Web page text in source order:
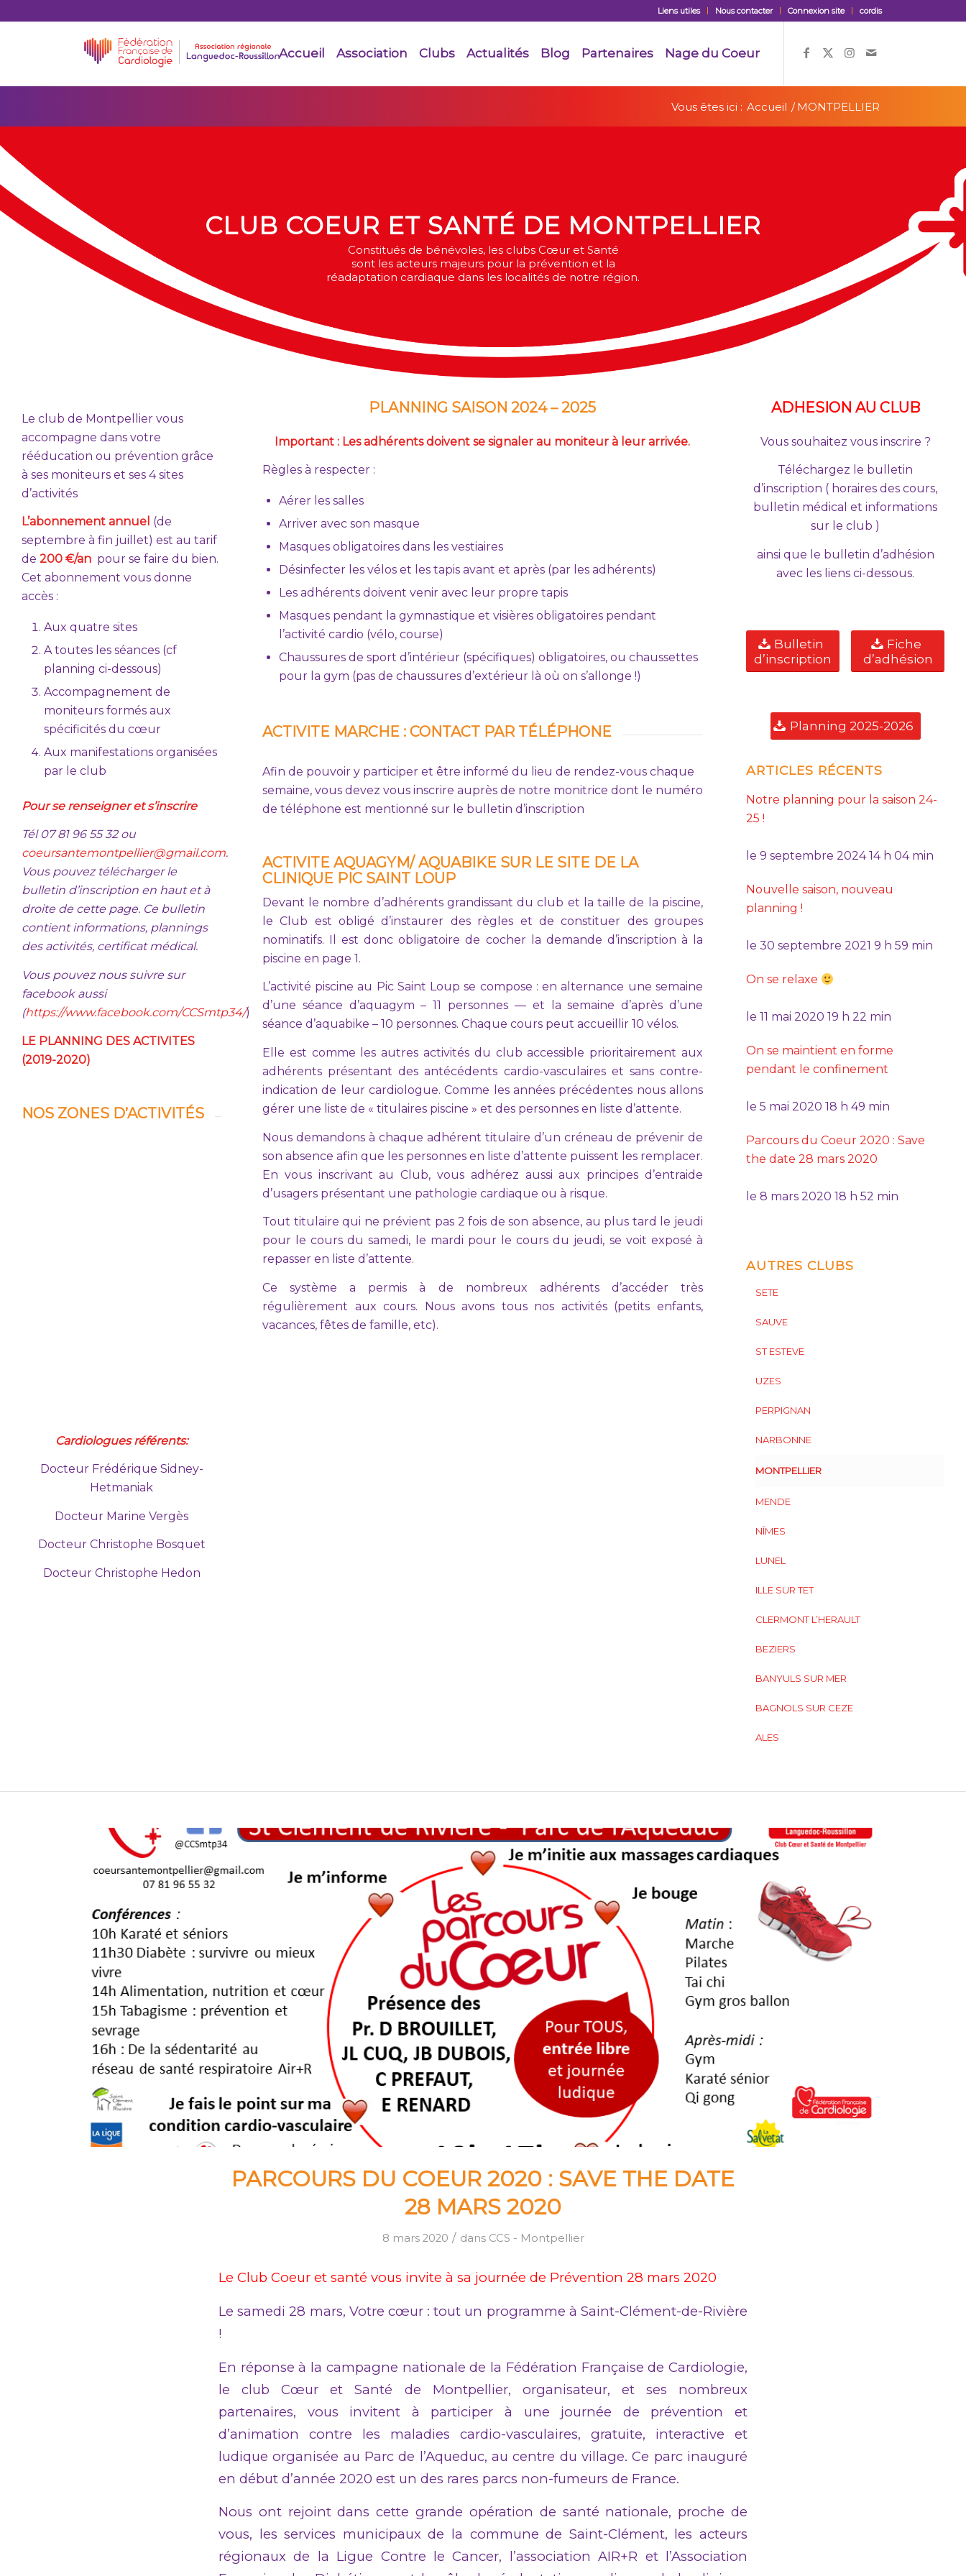
Liens utiles Nous contacter Connexion site cordis
Accueil Association Clubs Actualités Blog Partenaires Nage du Coeur
Vous êtes ici : Accueil / MONTPELLIER
CLUB COEUR ET SANTÉ DE MONTPELLIER
Constitués de bénévoles, les clubs Cœur et Santé
sont les acteurs majeurs pour la prévention et la
réadaptation cardiaque dans les localités de notre région.
Le club de Montpellier vous
accompagne dans votre
rééducation ou prévention grâce
à ses moniteurs et ses 4 sites
d’activités
L’abonnement annuel (de
septembre à fin juillet) est au tarif
de 200 €/an pour se faire du bien.
Cet abonnement vous donne
accès :
Aux quatre sites
A toutes les séances (cf
planning ci-dessous)
Accompagnement de
moniteurs formés aux
spécificités du cœur
Aux manifestations organisées
par le club
Pour se renseigner et s’inscrire
Tél 07 81 96 55 32 ou
coeursantemontpellier@gmail.com.
Vous pouvez télécharger le
bulletin d’inscription en haut et à
droite de cette page. Ce bulletin
contient informations, plannings
des activités, certificat médical.
Vous pouvez nous suivre sur
facebook aussi
(https://www.facebook.com/CCSmtp34/)
LE PLANNING DES ACTIVITES
(2019-2020)
NOS ZONES D’ACTIVITÉS
Cardiologues référents:
Docteur Frédérique Sidney-
Hetmaniak
Docteur Marine Vergès
Docteur Christophe Bosquet
Docteur Christophe Hedon
PLANNING SAISON 2024 – 2025
Important : Les adhérents doivent se signaler au moniteur à leur arrivée.
Règles à respecter :
Aérer les salles
Arriver avec son masque
Masques obligatoires dans les vestiaires
Désinfecter les vélos et les tapis avant et après (par les adhérents)
Les adhérents doivent venir avec leur propre tapis
Masques pendant la gymnastique et visières obligatoires pendant
l’activité cardio (vélo, course)
Chaussures de sport d’intérieur (spécifiques) obligatoires, ou chaussettes
pour la gym (pas de chaussures d’extérieur là où on s’allonge !)
ACTIVITE MARCHE : CONTACT PAR TÉLÉPHONE
Afin de pouvoir y participer et être informé du lieu de rendez-vous chaque
semaine, vous devez vous inscrire auprès de notre monitrice dont le numéro
de téléphone est mentionné sur le bulletin d’inscription
ACTIVITE AQUAGYM/ AQUABIKE SUR LE SITE DE LA
CLINIQUE PIC SAINT LOUP
Devant le nombre d’adhérents grandissant du club et la taille de la piscine,
le Club est obligé d’instaurer des règles et de constituer des groupes
nominatifs. Il est donc obligatoire de cocher la demande d’inscription à la
piscine en page 1.
L’activité piscine au Pic Saint Loup se compose : en alternance une semaine
d’une séance d’aquagym – 11 personnes — et la semaine d’après d’une
séance d’aquabike – 10 personnes. Chaque cours peut accueillir 10 vélos.
Elle est comme les autres activités du club accessible prioritairement aux
adhérents présentant des antécédents cardio-vasculaires et sans contre-
indication de leur cardiologue. Comme les années précédentes nous allons
gérer une liste de « titulaires piscine » et des personnes en liste d’attente.
Nous demandons à chaque adhérent titulaire d’un créneau de prévenir de
son absence afin que les personnes en liste d’attente puissent les remplacer.
En vous inscrivant au Club, vous adhérez aussi aux principes d’entraide
d’usagers présentant une pathologie cardiaque ou à risque.
Tout titulaire qui ne prévient pas 2 fois de son absence, au plus tard le jeudi
pour le cours du samedi, le mardi pour le cours du jeudi, se voit exposé à
repasser en liste d’attente.
Ce système a permis à de nombreux adhérents d’accéder très
régulièrement aux cours. Nous avons tous nos activités (petits enfants,
vacances, fêtes de famille, etc).
ADHESION AU CLUB
Vous souhaitez vous inscrire ?
Téléchargez le bulletin
d’inscription ( horaires des cours,
bulletin médical et informations
sur le club )
ainsi que le bulletin d’adhésion
avec les liens ci-dessous.
Bulletin
d’inscription
Fiche
d’adhésion
Planning 2025-2026
ARTICLES RÉCENTS
Notre planning pour la saison 24-
25 !
le 9 septembre 2024 14 h 04 min
Nouvelle saison, nouveau
planning !
le 30 septembre 2021 9 h 59 min
On se relaxe
le 11 mai 2020 19 h 22 min
On se maintient en forme
pendant le confinement
le 5 mai 2020 18 h 49 min
Parcours du Coeur 2020 : Save
the date 28 mars 2020
le 8 mars 2020 18 h 52 min
AUTRES CLUBS
SETE
SAUVE
ST ESTEVE
UZES
PERPIGNAN
NARBONNE
MONTPELLIER
MENDE
NÎMES
LUNEL
ILLE SUR TET
CLERMONT L’HERAULT
BEZIERS
BANYULS SUR MER
BAGNOLS SUR CEZE
ALES
PARCOURS DU COEUR 2020 : SAVE THE DATE
28 MARS 2020
8 mars 2020 / dans CCS - Montpellier
Le Club Coeur et santé vous invite à sa journée de Prévention 28 mars 2020
Le samedi 28 mars, Votre cœur : tout un programme à Saint-Clément-de-Rivière
!
En réponse à la campagne nationale de la Fédération Française de Cardiologie,
le club Cœur et Santé de Montpellier, organisateur, et ses nombreux
partenaires, vous invitent à participer à une journée de prévention et
d’animation contre les maladies cardio-vasculaires, gratuite, interactive et
ludique organisée au Parc de l’Aqueduc, au centre du village. Ce parc inauguré
en début d’année 2020 est un des rares parcs non-fumeurs de France.
Nous ont rejoint dans cette grande opération de santé nationale, proche de
vous, les services municipaux de la commune de Saint-Clément, les acteurs
régionaux de la Ligue Contre le Cancer, l’association AIR+R et l’Association